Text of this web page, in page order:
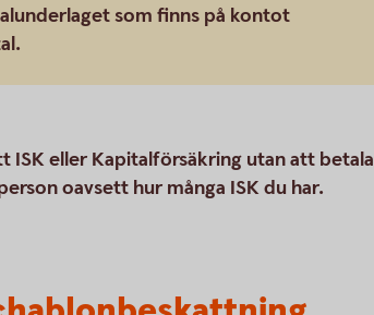
som finns på kontot
eller Kapitalförsäkring utan att betala
oavsett hur många ISK du har.